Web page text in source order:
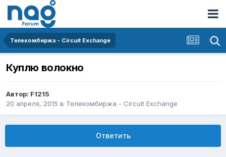
Телекомбиржа - Circuit Exchange
Куплю волокно
Автор: F1215
20 апреля, 2015 в Телекомбиржа - Circuit Exchange
Ответить